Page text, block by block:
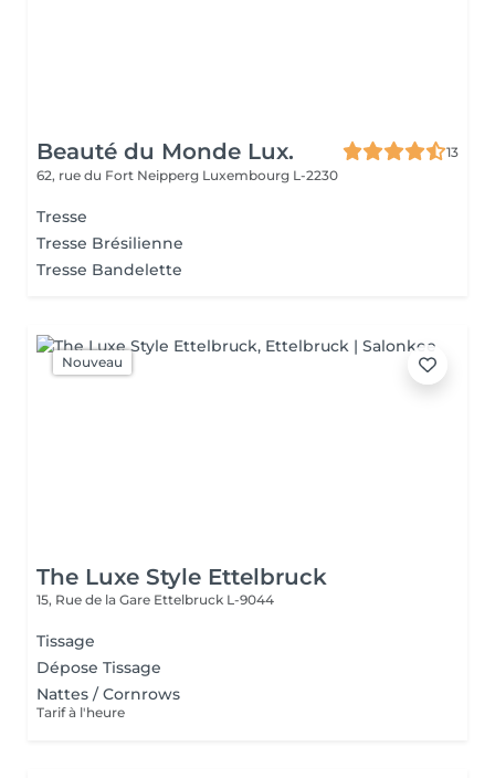
Beauté du Monde Lux.
13
62, rue du Fort Neipperg Luxembourg L-2230
Tresse
Tresse Brésilienne
Tresse Bandelette
Nouveau
The Luxe Style Ettelbruck
15, Rue de la Gare Ettelbruck L-9044
Tissage
Dépose Tissage
Nattes / Cornrows
Tarif à l'heure